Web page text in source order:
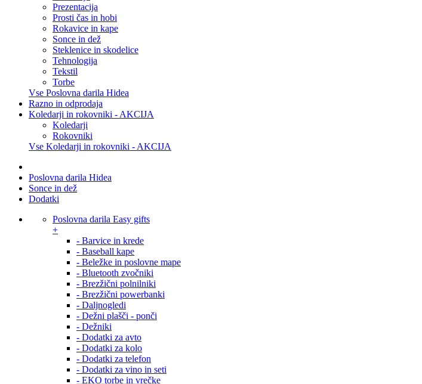
Prezentacija
Prosti čas in hobi
Rokavice in kape
Sonce in dež
Steklenice in skodelice
Tehnologija
Tekstil
Torbe
Vse Poslovna darila Hidea
Razno in odprodaja
Koledarji in rokovniki - AKCIJA
Koledarji
Rokovniki
Vse Koledarji in rokovniki - AKCIJA
Poslovna darila Hidea
Sonce in dež
Dodatki
Poslovna darila Easy gifts
+
- Barvice in krede
- Baseball kape
- Beležke in poslovne mape
- Bluetooth zvočniki
- Brezžični polnilniki
- Brezžični powerbanki
- Daljnogledi
- Dežni plašči - ponči
- Dežniki
- Dodatki za avto
- Dodatki za kolo
- Dodatki za telefon
- Dodatki za vino in seti
- EKO torbe in vrečke